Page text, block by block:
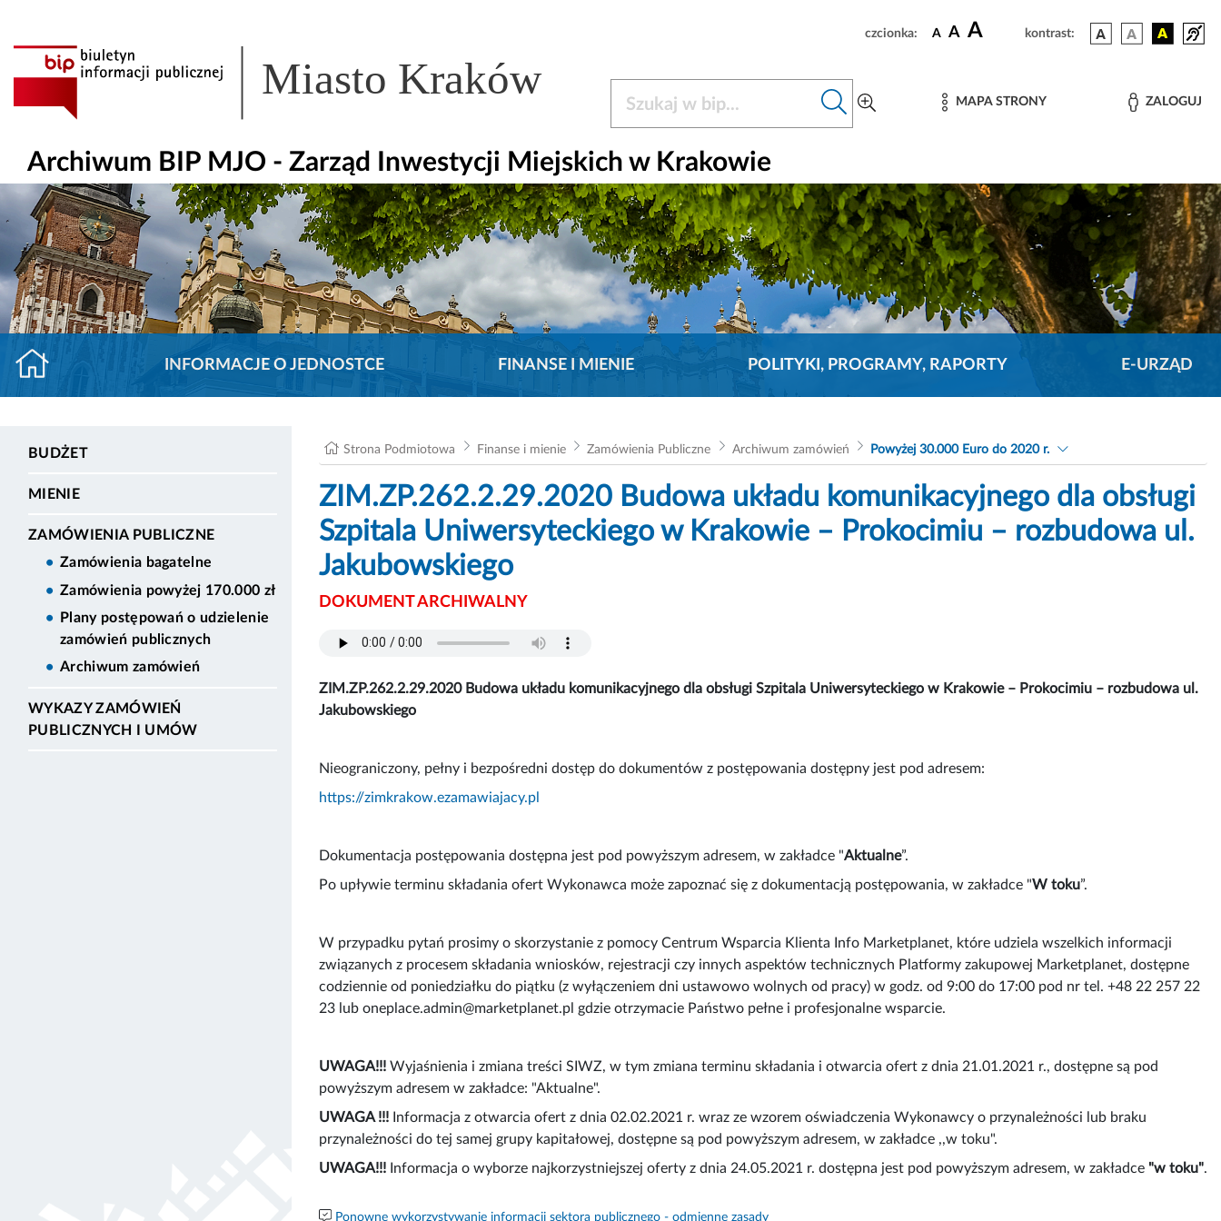
czcionka: A A A kontrast:
Miasto Kraków MAPA STRONY ZALOGUJ
Archiwum BIP MJO - Zarząd Inwestycji Miejskich w Krakowie
INFORMACJE O JEDNOSTCE FINANSE I MIENIE POLITYKI, PROGRAMY, RAPORTY E-URZĄD
BUDŻET
MIENIE
ZAMÓWIENIA PUBLICZNE
Zamówienia bagatelne
Zamówienia powyżej 170.000 zł
Plany postępowań o udzielenie
zamówień publicznych
Archiwum zamówień
WYKAZY ZAMÓWIEŃ
PUBLICZNYCH I UMÓW
Strona Podmiotowa Finanse i mienie Zamówienia Publiczne Archiwum zamówień Powyżej 30.000 Euro do 2020 r.
ZIM.ZP.262.2.29.2020 Budowa układu komunikacyjnego dla obsługi
Szpitala Uniwersyteckiego w Krakowie – Prokocimiu – rozbudowa ul.
Jakubowskiego
DOKUMENT ARCHIWALNY
ZIM.ZP.262.2.29.2020 Budowa układu komunikacyjnego dla obsługi Szpitala Uniwersyteckiego w Krakowie – Prokocimiu – rozbudowa ul.
Jakubowskiego
Nieograniczony, pełny i bezpośredni dostęp do dokumentów z postępowania dostępny jest pod adresem:
https://zimkrakow.ezamawiajacy.pl
Dokumentacja postępowania dostępna jest pod powyższym adresem, w zakładce "Aktualne”.
Po upływie terminu składania ofert Wykonawca może zapoznać się z dokumentacją postępowania, w zakładce "W toku”.
W przypadku pytań prosimy o skorzystanie z pomocy Centrum Wsparcia Klienta Info Marketplanet, które udziela wszelkich informacji
związanych z procesem składania wniosków, rejestracji czy innych aspektów technicznych Platformy zakupowej Marketplanet, dostępne
codziennie od poniedziałku do piątku (z wyłączeniem dni ustawowo wolnych od pracy) w godz. od 9:00 do 17:00 pod nr tel. +48 22 257 22
23 lub oneplace.admin@marketplanet.pl gdzie otrzymacie Państwo pełne i profesjonalne wsparcie.
UWAGA!!! Wyjaśnienia i zmiana treści SIWZ, w tym zmiana terminu składania i otwarcia ofert z dnia 21.01.2021 r., dostępne są pod
powyższym adresem w zakładce: "Aktualne".
UWAGA !!! Informacja z otwarcia ofert z dnia 02.02.2021 r. wraz ze wzorem oświadczenia Wykonawcy o przynależności lub braku
przynależności do tej samej grupy kapitałowej, dostępne są pod powyższym adresem, w zakładce ,,w toku".
UWAGA!!! Informacja o wyborze najkorzystniejszej oferty z dnia 24.05.2021 r. dostępna jest pod powyższym adresem, w zakładce "w toku".
Ponowne wykorzystywanie informacji sektora publicznego - odmienne zasady